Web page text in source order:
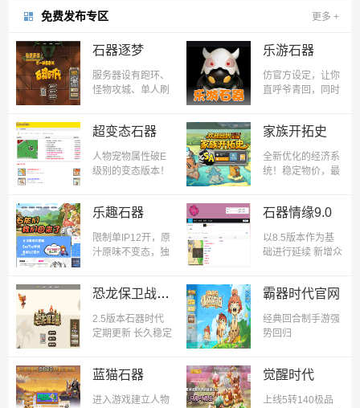
免费发布专区 更多 +
石器逐梦
服务器设有跑环、
怪物攻城、单人刷
玩家玩法同样自给
肤， 白菜的价格让
您7天不重样。
乐游石器
仿官方设定，让你
直呼爷青回，同时
超变态石器
人物宠物属性破E
级别的变态版本！
家族开拓史
全新优化的经济系
统！稳定物价，最
注重玩家之间的互
乐趣石器
限制单IP12开，原
汁原味不变态，独
激烈，服务器服务
石器情缘9.0
以8.5版本作为基
础进行延续 新增众
坑
恐龙保卫战三端
2.5版本石器时代
定期更新 长久稳定
戏体
霸器时代官网
经典回合制手游强
势回归
蓝猫石器
​进入游戏建立人物
觉醒时代
上线5转140极品